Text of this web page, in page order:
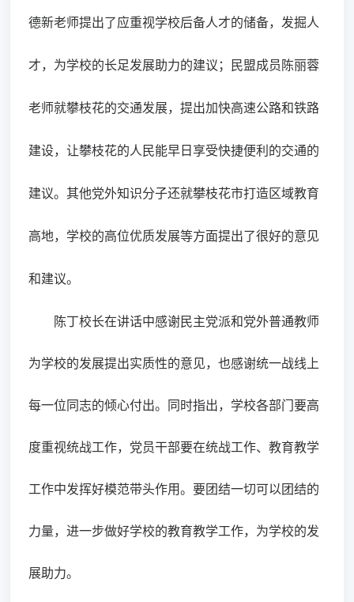
德新老师提出了应重视学校后备人才的储备，发掘人
才，为学校的长足发展助力的建议；民盟成员陈丽蓉
老师就攀枝花的交通发展，提出加快高速公路和铁路
建设，让攀枝花的人民能早日享受快捷便利的交通的
建议。其他党外知识分子还就攀枝花市打造区域教育
高地，学校的高位优质发展等方面提出了很好的意见
和建议。
陈丁校长在讲话中感谢民主党派和党外普通教师
为学校的发展提出实质性的意见，也感谢统一战线上
每一位同志的倾心付出。同时指出，学校各部门要高
度重视统战工作，党员干部要在统战工作、教育教学
工作中发挥好模范带头作用。要团结一切可以团结的
力量，进一步做好学校的教育教学工作，为学校的发
展助力。